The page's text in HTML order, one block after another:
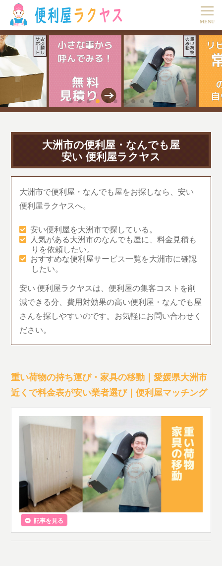
大洲市の便利屋・なんでも屋
安い 便利屋ラクヤス
大洲市で便利屋・なんでも屋をお探しなら、安い
便利屋ラクヤスへ。
安い便利屋を大洲市で探している。
人気がある大洲市のなんでも屋に、料金見積も
りを依頼したい。
おすすめな便利屋サービス一覧を大洲市に確認
したい。
安い 便利屋ラクヤスは、便利屋の集客コストを削
減できる分、費用対効果の高い便利屋・なんでも屋
さんを探しやすいのです。お気軽にお問い合わせく
ださい。
重い荷物の持ち運び・家具の移動｜愛媛県大洲市
近くで料金表が安い業者選び｜便利屋マッチング
記事を見る